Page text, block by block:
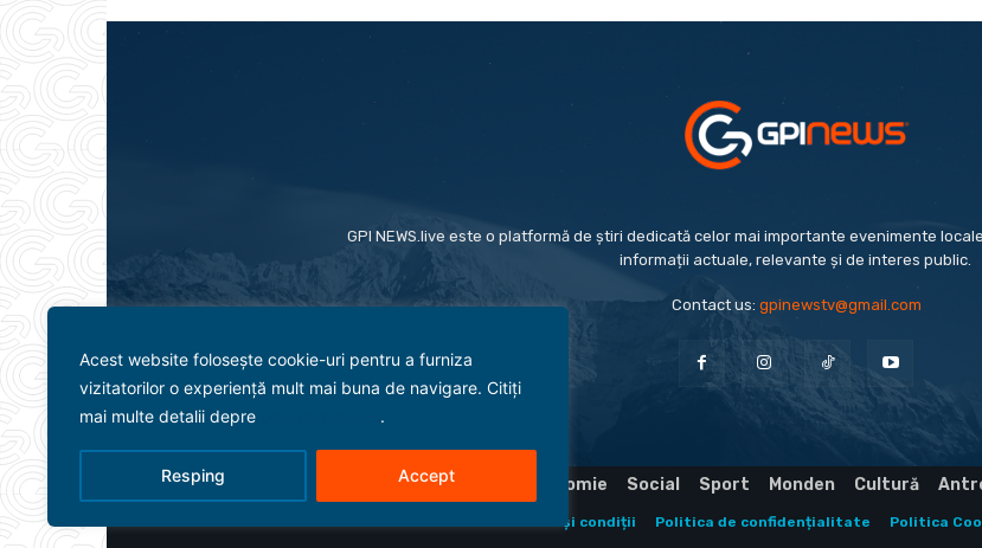
Acest website folosește cookie-uri pentru a furniza
vizitatorilor o experiență mult mai buna de navigare. Citiți
mai multe detalii depre
.
Resping Accept
GPI NEWS.live este o platformă de știri dedicată celor mai importante evenimente
informații actuale, relevante și de interes public.
Contact us: gpinewstv@gmail.com
Evenimente Politică Economie Social Sport Monden Cultură
Termeni și condiții Politica de confidențialitate Politica